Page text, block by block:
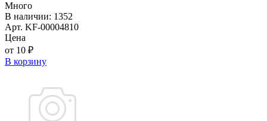
Много
В наличии: 1352
Арт. KF-00004810
Цена
от 10 ₽
В корзину